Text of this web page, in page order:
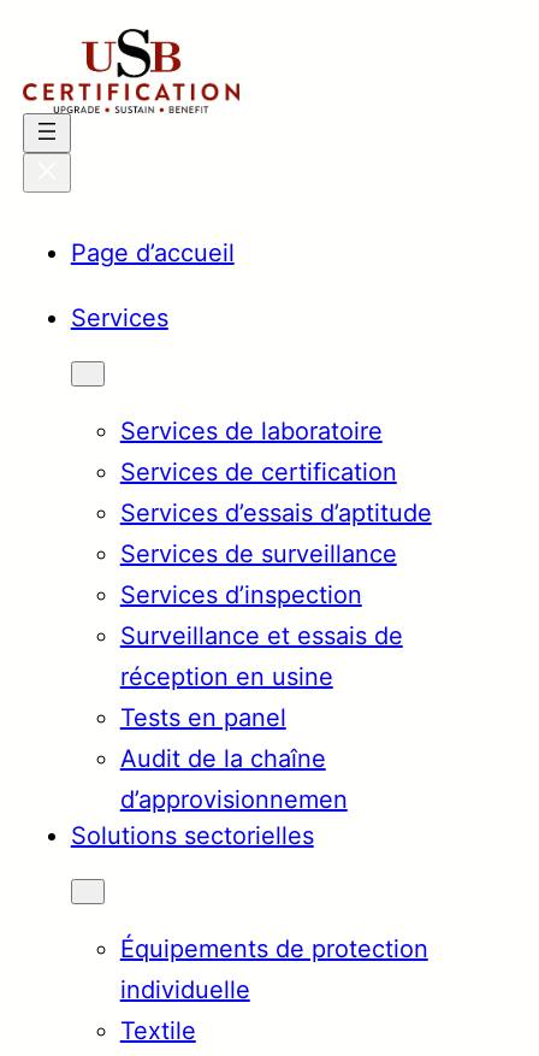
contenu
Page d’accueil
Services
Services de laboratoire
Services de certification
Services d’essais d’aptitude
Services de surveillance
Services d’inspection
Surveillance et essais de
réception en usine
Tests en panel
Audit de la chaîne
d’approvisionnemen
Solutions sectorielles
Équipements de protection
individuelle
Textile